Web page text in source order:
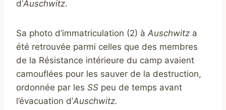
d’Auschwitz.
Sa photo d’immatriculation (2) à Auschwitz a
été retrouvée parmi celles que des membres
de la Résistance intérieure du camp avaient
camouflées pour les sauver de la destruction,
ordonnée par les SS peu de temps avant
l’évacuation d’Auschwitz.